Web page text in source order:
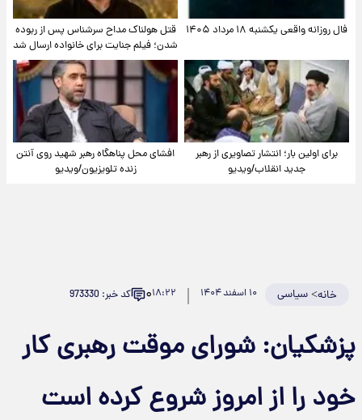
فال روزانه واقعی یکشنبه ۱۸ مرداد ۱۴۰۵
قتل هولناک مداح سرشناس پس از ربوده
شدن؛ فیلم جنایت برای خانواده ارسال شد
برای اولین بار؛ انتشار تصاویری از رهبر
جدید انقلاب/ویدیو
افشای محل پناهگاه‌ رهبر شهید روی آنتن
زنده تلویزیون/ویدیو
خانه>سیاسی ۱۰ اسفند ۱۴۰۴ ۱۸:۲۲۰ کد خبر: 973330
پزشکیان: شورای موقت رهبری کار
خود را از امروز شروع کرده است